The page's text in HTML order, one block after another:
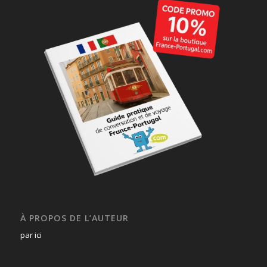
À PROPOS DE L’AUTEUR
par ici